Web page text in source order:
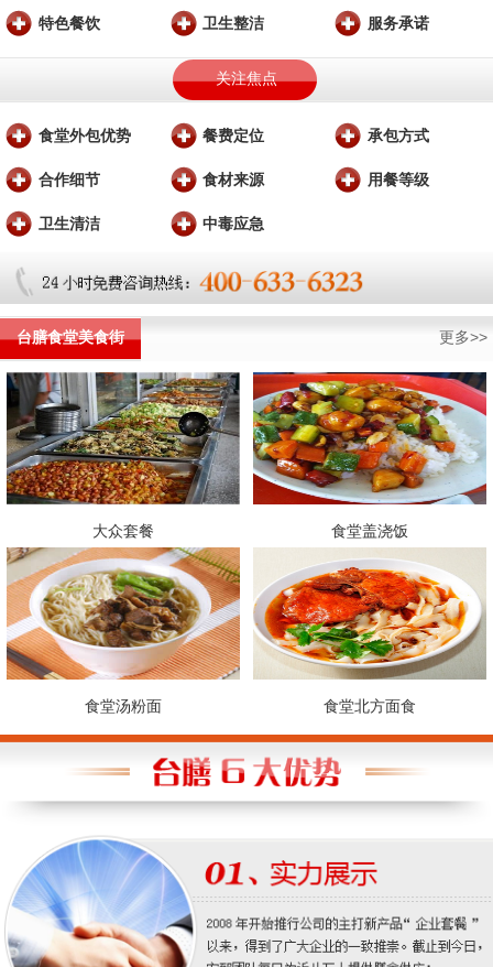
特色餐饮 卫生整洁 服务承诺
关注焦点
食堂外包优势 餐费定位 承包方式
合作细节 食材来源 用餐等级
卫生清洁 中毒应急
台膳食堂美食街 更多>>
大众套餐 食堂盖浇饭
食堂汤粉面 食堂北方面食